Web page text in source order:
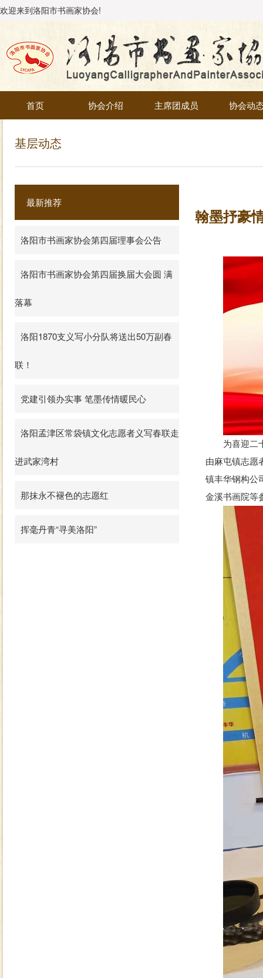
欢迎来到洛阳市书画家协会!
首页 协会介绍 主席团成员 协会动
基层动态
最新推荐
洛阳市书画家协会第四届理事会公告
洛阳市书画家协会第四届换届大会圆 满
落幕
洛阳1870支义写小分队将送出50万副春
联！
党建引领办实事 笔墨传情暖民心
洛阳孟津区常袋镇文化志愿者义写春联走
进武家湾村
那抹永不褪色的志愿红
挥毫丹青“寻美洛阳”
翰墨抒豪
为喜迎二十
由麻屯镇志愿
镇丰华钢构公
金溪书画院等